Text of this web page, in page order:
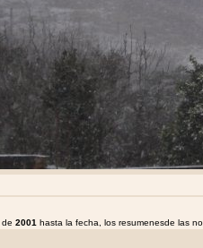
de 2001 hasta la fecha, los resumenesde las